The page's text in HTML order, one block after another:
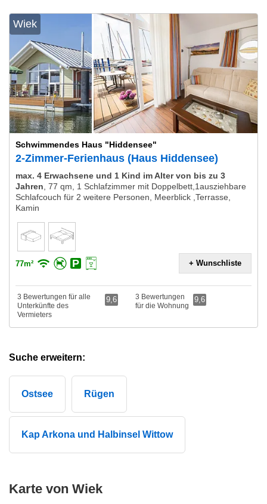
Wiek
Schwimmendes Haus "Hiddensee"
2-Zimmer-Ferienhaus (Haus Hiddensee)
max. 4 Erwachsene und 1 Kind im Alter von bis zu 3
Jahren 77 qm, 1 Schlafzimmer mit Doppelbett,1ausziehbare
Schlafcouch für 2 weitere Personen, Meerblick ,Terrasse,
Kamin
77m² + Wunschliste
3 Bewertungen für alle
Unterkünfte des
Vermieters
9,6
3 Bewertungen
für die Wohnung
9,6
Suche erweitern:
Ostsee Rügen
Kap Arkona und Halbinsel Wittow
Karte von Wiek